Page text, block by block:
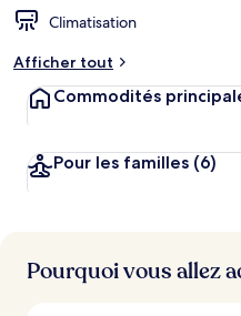
Climatisation
Afficher tout
Commodités
Pour les familles (6)
Pourquoi vous allez